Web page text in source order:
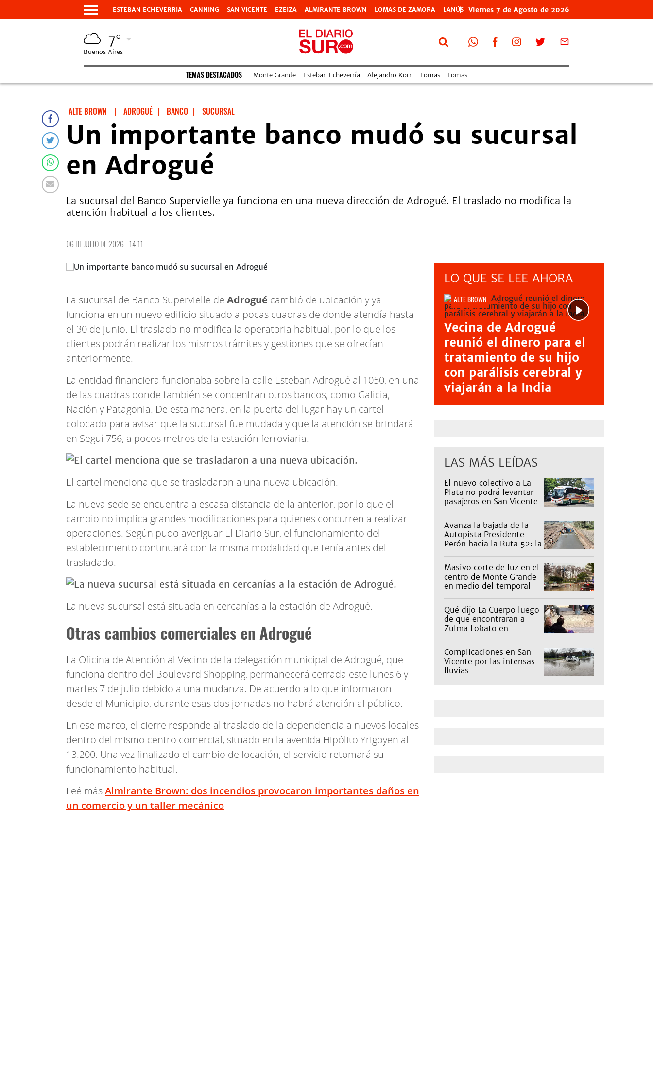
ESTEBAN ECHEVERRIA CANNING SAN VICENTE EZEIZA ALMIRANTE BROWN LOMAS DE ZAMORA LANÚS Viernes 7 de Agosto de 2026
7°
Buenos Aires
TEMAS DESTACADOS Monte Grande Esteban Echeverría Alejandro Korn Lomas Lomas
ALTE BROWN | ADROGUÉ | BANCO | SUCURSAL
Un importante banco mudó su sucursal
en Adrogué
La sucursal del Banco Supervielle ya funciona en una nueva dirección de Adrogué. El traslado no modifica la
atención habitual a los clientes.
06 DE JULIO DE 2026 - 14:11
La sucursal de Banco Supervielle de Adrogué cambió de ubicación y ya
funciona en un nuevo edificio situado a pocas cuadras de donde atendía hasta
el 30 de junio. El traslado no modifica la operatoria habitual, por lo que los
clientes podrán realizar los mismos trámites y gestiones que se ofrecían
anteriormente.
La entidad financiera funcionaba sobre la calle Esteban Adrogué al 1050, en una
de las cuadras donde también se concentran otros bancos, como Galicia,
Nación y Patagonia. De esta manera, en la puerta del lugar hay un cartel
colocado para avisar que la sucursal fue mudada y que la atención se brindará
en Seguí 756, a pocos metros de la estación ferroviaria.
El cartel menciona que se trasladaron a una nueva ubicación.
La nueva sede se encuentra a escasa distancia de la anterior, por lo que el
cambio no implica grandes modificaciones para quienes concurren a realizar
operaciones. Según pudo averiguar El Diario Sur, el funcionamiento del
establecimiento continuará con la misma modalidad que tenía antes del
trasladado.
La nueva sucursal está situada en cercanías a la estación de Adrogué.
Otras cambios comerciales en Adrogué
La Oficina de Atención al Vecino de la delegación municipal de Adrogué, que
funciona dentro del Boulevard Shopping, permanecerá cerrada este lunes 6 y
martes 7 de julio debido a una mudanza. De acuerdo a lo que informaron
desde el Municipio, durante esas dos jornadas no habrá atención al público.
En ese marco, el cierre responde al traslado de la dependencia a nuevos locales
dentro del mismo centro comercial, situado en la avenida Hipólito Yrigoyen al
13.200. Una vez finalizado el cambio de locación, el servicio retomará su
funcionamiento habitual.
Leé másAlmirante Brown: dos incendios provocaron importantes daños en
un comercio y un taller mecánico
LO QUE SE LEE AHORA
ALTE BROWN
Vecina de Adrogué
reunió el dinero para el
tratamiento de su hijo
con parálisis cerebral y
viajarán a la India
LAS MÁS LEÍDAS
El nuevo colectivo a La
Plata no podrá levantar
pasajeros en San Vicente
Avanza la bajada de la
Autopista Presidente
Perón hacia la Ruta 52: la
Masivo corte de luz en el
centro de Monte Grande
en medio del temporal
Qué dijo La Cuerpo luego
de que encontraran a
Zulma Lobato en
Complicaciones en San
Vicente por las intensas
lluvias